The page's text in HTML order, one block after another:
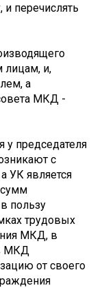
перечислять
лицам, и,
а
МКД -
у председателя
с
УК является
сумм
пользу
трудовых
МКД, в
МКД
от своего